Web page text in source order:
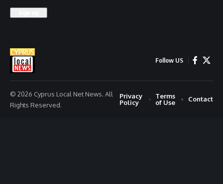
Follow US
© 2026 Cyprus Local Net News. All
Rights Reserved.
Privacy
Policy
Terms
of Use
Contact